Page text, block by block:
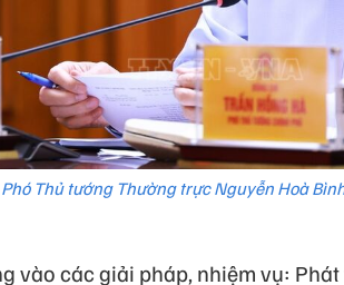
Phó Thủ tướng Thường trực Nguyễn Hoà
vào các giải pháp, nhiệm vụ: